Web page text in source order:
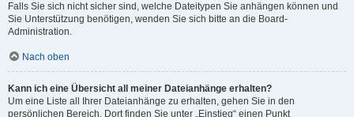
Falls Sie sich nicht sicher sind, welche Dateitypen Sie anhängen können und
Sie Unterstützung benötigen, wenden Sie sich bitte an die Board-
Administration.
Nach oben
Kann ich eine Übersicht all meiner Dateianhänge erhalten?
Um eine Liste all Ihrer Dateianhänge zu erhalten, gehen Sie in den
persönlichen Bereich. Dort finden Sie unter „Einstieg“ einen Punkt